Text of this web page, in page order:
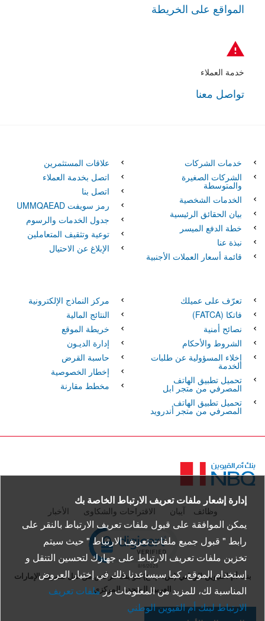
إدارة إشعار ملفات تعريف الارتباط الخاصة بك
يمكن الموافقة على قبول ملفات تعريف الارتباط بالنقر على
رابط " قبول جميع ملفات تعريف الارتباط " حيث سيتم
تخزين ملفات تعريف الارتباط على جهازك لتحسين التنقل و
إستخدام الموقع، كما سيساعدنا ذلك في إختيار العروض
المناسبة لك، للمزيد من المعلومات زرملفات تعريف
الارتباط لبنك أم القيوين الوطني
المواقع على الخريطة
خدمة العملاء
تواصل معنا
خدمات الشركات
الشركات الصغيرة
والمتوسطة
الخدمات الشخصية
بيان الحقائق الرئيسية
خطة الدفع الميسر
نبذة عنا
قائمة أسعار العملات الأجنبية
علاقات المستثمرين
اتصل بخدمة العملاء
اتصل بنا
رمز سويفت UMMQAEAD
جدول الخدمات والرسوم
توعية وتثقيف المتعاملين
الإبلاغ عن الاحتيال
تعرّف على عميلك
فاتكا‏‏ (FATCA)
نصائح أمنية
الشروط والأحكام
إخلاء المسؤولية عن طلبات
الخدمة
تحميل تطبيق الهاتف
المصرفي من متجر ابل
تحميل تطبيق الهاتف
المصرفي من متجر أندرويد
مركز النماذج الإلكترونية
النتائج المالية
خريطة الموقع
إدارة الديـون
حاسبة القرض
إخطار الخصوصية
مخطط مقارنة
الصفحة
الرئيسية
وظائف آيبان الاقتراحات والشكاوى الأخبار
certificate verification popup
بنك أم القيوين الوطني (ش. م. ع) هو بنك مرخّص من قبل مصرف الإمارات
العربية المتحدة المركزي